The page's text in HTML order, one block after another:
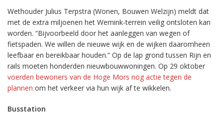
Wethouder Julius Terpstra (Wonen, Bouwen Welzijn) meldt dat
met de extra miljoenen het Wernink-terrein veilig ontsloten kan
worden. “Bijvoorbeeld door het aanleggen van wegen of
fietspaden. We willen de nieuwe wijk en de wijken daaromheen
leefbaar en bereikbaar houden.” Op de lap grond tussen Rijn en
rails moeten honderden nieuwbouwwoningen. Op 29 oktober
voerden bewoners van de Hoge Mors nog actie tegen de
plannen om het verkeer via hun wijk af te wikkelen.
Busstation